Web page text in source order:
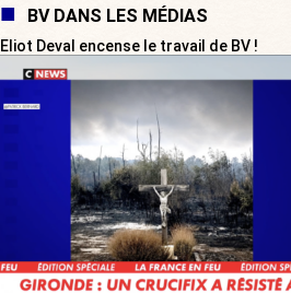
BV DANS LES MÉDIAS
Eliot Deval encense le travail de BV !